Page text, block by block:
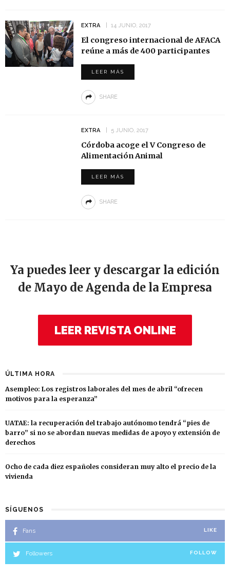
EXTRA 14 JUNIO, 2017
El congreso internacional de AFACA
reúne a más de 400 participantes
LEER MÁS
SHARE
EXTRA 5 JUNIO, 2017
Córdoba acoge el V Congreso de
Alimentación Animal
LEER MÁS
SHARE
Ya puedes leer y descargar la edición
de Mayo de Agenda de la Empresa
LEER REVISTA ONLINE
ÚLTIMA HORA
Asempleo: Los registros laborales del mes de abril “ofrecen
motivos para la esperanza”
UATAE: la recuperación del trabajo autónomo tendrá “pies de
barro” si no se abordan nuevas medidas de apoyo y extensión de
derechos
Ocho de cada diez españoles consideran muy alto el precio de la
vivienda
SÍGUENOS
Fans LIKE
Followers FOLLOW